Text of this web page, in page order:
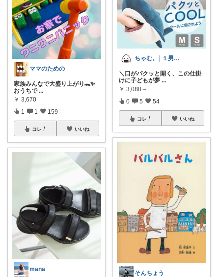
ママのための
家族みんなで大盛り上がり🐊✨
おうちで ...
￥ 3,670
1 1 159
コレ いいね
mana
ちゃむ。│１男２女＋🐶のふっくらママ
＼口がパクッと開く、この仕掛
けに子どもが夢 ...
￥ 3,080～
0 5 54
コレ いいね
そんちょう